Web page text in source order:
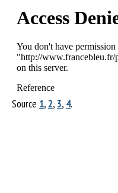
Source 1,2, 3, 4.